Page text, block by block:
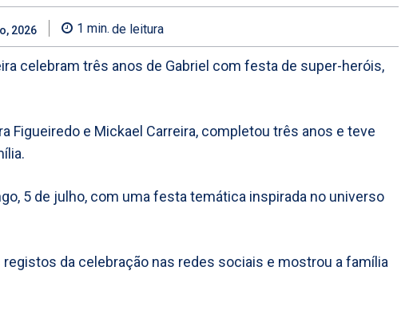
2026 1 min. de leitura
celebram três anos de Gabriel com festa de super-heróis,
Figueiredo e Mickael Carreira, completou três anos e teve
5 de julho, com uma festa temática inspirada no universo
registos da celebração nas redes sociais e mostrou a família